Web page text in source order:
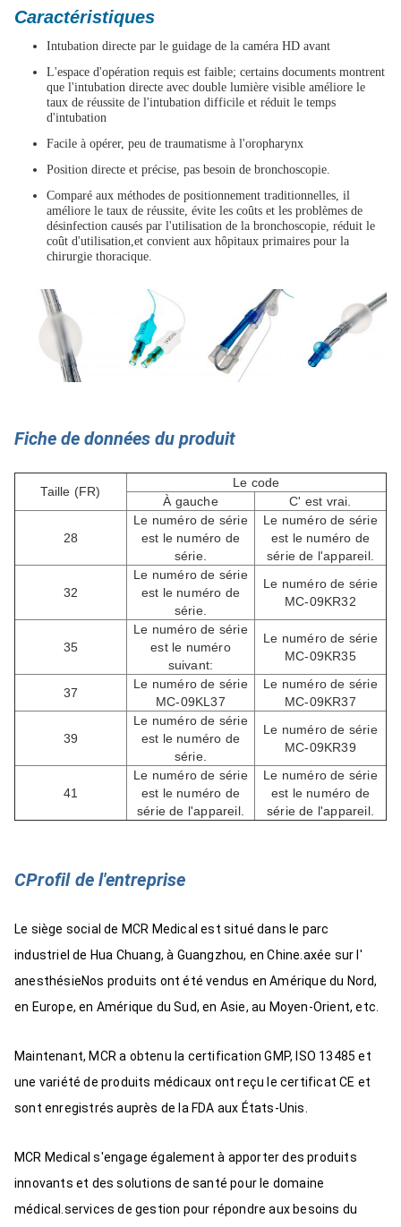
Caractéristiques
Intubation directe par le guidage de la caméra HD avant
L'espace d'opération requis est faible; certains documents montrent
que l'intubation directe avec double lumière visible améliore le
taux de réussite de l'intubation difficile et réduit le temps
d'intubation
Facile à opérer, peu de traumatisme à l'oropharynx
Position directe et précise, pas besoin de bronchoscopie.
Comparé aux méthodes de positionnement traditionnelles, il
améliore le taux de réussite, évite les coûts et les problèmes de
désinfection causés par l'utilisation de la bronchoscopie, réduit le
coût d'utilisation,et convient aux hôpitaux primaires pour la
chirurgie thoracique.
Fiche de données du produit
Taille (FR)
Le code
À gauche
C' est vrai.
28
Le numéro de série
est le numéro de
série.
Le numéro de série
est le numéro de
série de l'appareil.
32
Le numéro de série
est le numéro de
série.
Le numéro de série
MC-09KR32
35
Le numéro de série
est le numéro
suivant:
Le numéro de série
MC-09KR35
37
Le numéro de série
MC-09KL37
Le numéro de série
MC-09KR37
39
Le numéro de série
est le numéro de
série.
Le numéro de série
MC-09KR39
41
Le numéro de série
est le numéro de
série de l'appareil.
Le numéro de série
est le numéro de
série de l'appareil.
CProfil de l'entreprise
Le siège social de MCR Medical est situé dans le parc
industriel de Hua Chuang, à Guangzhou, en Chine.axée sur l'
anesthésieNos produits ont été vendus en Amérique du Nord,
en Europe, en Amérique du Sud, en Asie, au Moyen-Orient, etc.
Maintenant, MCR a obtenu la certification GMP, ISO 13485 et
une variété de produits médicaux ont reçu le certificat CE et
sont enregistrés auprès de la FDA aux États-Unis.
MCR Medical s'engage également à apporter des produits
innovants et des solutions de santé pour le domaine
médical.services de gestion pour répondre aux besoins du